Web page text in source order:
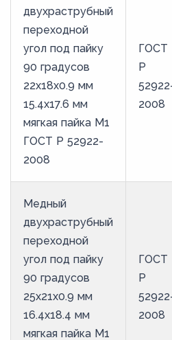
двухраструбный
переходной
угол под пайку
90 градусов
22х18х0.9 мм
15.4х17.6 мм
мягкая пайка М1
ГОСТ Р 52922-
2008
ГОСТ
Р
2008
Медный
двухраструбный
переходной
угол под пайку
90 градусов
25х21х0.9 мм
16.4х18.4 мм
мягкая пайка М1
ГОСТ
Р
2008